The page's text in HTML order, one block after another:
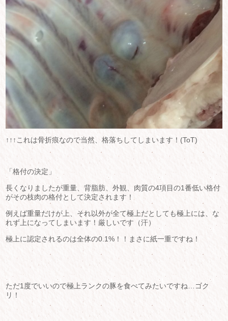
↑↑↑これは骨折痕なので当然、格落ちしてしまいます！(ToT)
「格付の決定」
長くなりましたが重量、背脂肪、外観、肉質の4項目の1番低い格付
がその枝肉の格付として決定されます！
例えば重量だけが上、それ以外が全て極上だとしても極上には、な
れず上になってしまいます！厳しいです（汗）
極上に認定されるのは全体の0.1%！！まさに紙一重ですね！
ただ1度でいいので極上ランクの豚を食べてみたいですね…ゴク
リ！